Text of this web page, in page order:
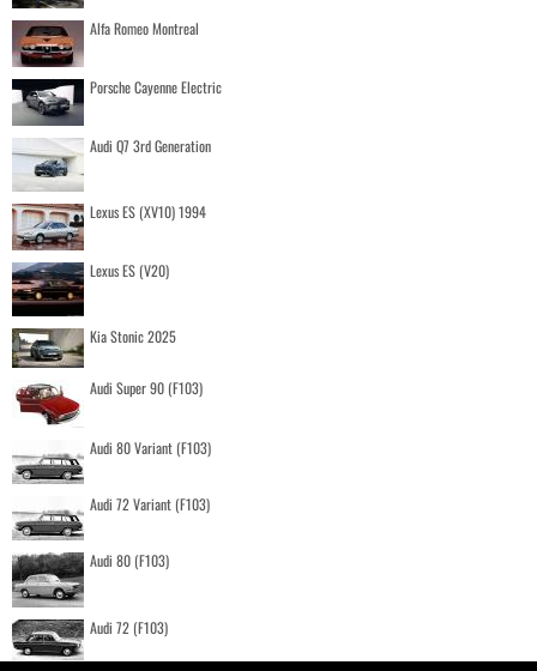
Alfa Romeo Montreal
Porsche Cayenne Electric
Audi Q7 3rd Generation
Lexus ES (XV10) 1994
Lexus ES (V20)
Kia Stonic 2025
Audi Super 90 (F103)
Audi 80 Variant (F103)
Audi 72 Variant (F103)
Audi 80 (F103)
Audi 72 (F103)